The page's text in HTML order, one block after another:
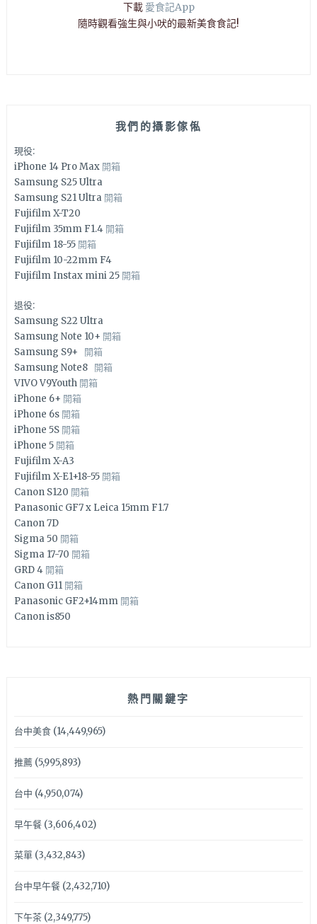
下載 愛食記App
隨時觀看強生與小吠的最新美食食記!
我們的攝影傢俬
現役:
iPhone 14 Pro Max 開箱
Samsung S25 Ultra
Samsung S21 Ultra 開箱
Fujifilm X-T20
Fujifilm 35mm F1.4 開箱
Fujifilm 18-55 開箱
Fujifilm 10-22mm F4
Fujifilm Instax mini 25 開箱
退役:
Samsung S22 Ultra
Samsung Note 10+ 開箱
Samsung S9+ 開箱
Samsung Note8 開箱
VIVO V9Youth 開箱
iPhone 6+ 開箱
iPhone 6s 開箱
iPhone 5S 開箱
iPhone 5 開箱
Fujifilm X-A3
Fujifilm X-E1+18-55 開箱
Canon S120 開箱
Panasonic GF7 x Leica 15mm F1.7
Canon 7D
Sigma 50 開箱
Sigma 17-70 開箱
GRD 4 開箱
Canon G11 開箱
Panasonic GF2+14mm 開箱
Canon is850
熱門關鍵字
台中美食(14,449,965)
推薦(5,995,893)
台中 (4,950,074)
早午餐(3,606,402)
菜單(3,432,843)
台中早午餐(2,432,710)
下午茶(2,349,775)